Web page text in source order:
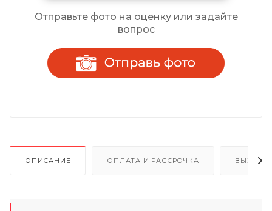
Отправьте фото на оценку или задайте
вопрос
ОПИСАНИЕ ОПЛАТА И РАССРОЧКА ВЫЗОВ